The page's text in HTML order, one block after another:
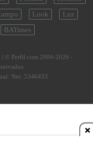
Look
Luz
BATimes
| © Perfil.com 2006-2026 -
Nro. 5346433